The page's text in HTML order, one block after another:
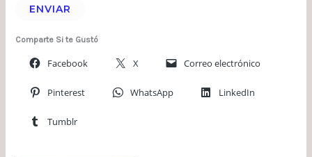
ENVIAR
Comparte Si te Gustó
Facebook X Correo electrónico
Pinterest WhatsApp LinkedIn
Tumblr